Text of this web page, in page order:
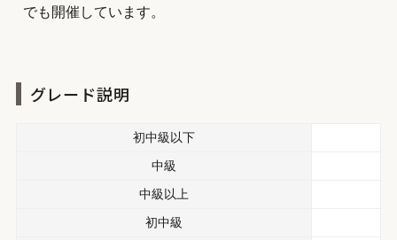
でも開催しています。
グレード説明
初中級以下
中級
中級以上
初中級